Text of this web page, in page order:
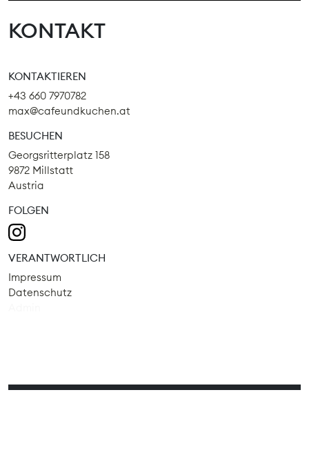
KONTAKT
KONTAKTIEREN
+43 660 7970782
max@cafeundkuchen.at
BESUCHEN
Georgsritterplatz 158
9872 Millstatt
Austria
FOLGEN
VERANTWORTLICH
Impressum
Datenschutz